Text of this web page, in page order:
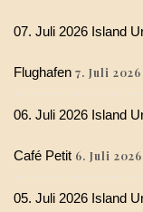
07. Juli 2026 Island
Flughafen 7. Juli 2026
06. Juli 2026 Island
Café Petit 6. Juli 2026
05. Juli 2026 Island